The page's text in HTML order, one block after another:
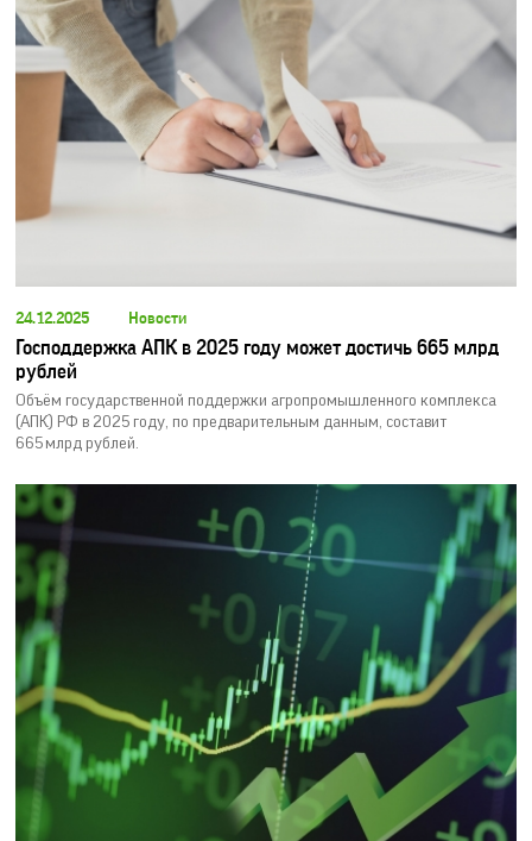
24.12.2025 Новости
Господдержка АПК в 2025 году может достичь 665 млрд
рублей
Объём государственной поддержки агропромышленного комплекса
(АПК) РФ в 2025 году, по предварительным данным, составит
665 млрд рублей.